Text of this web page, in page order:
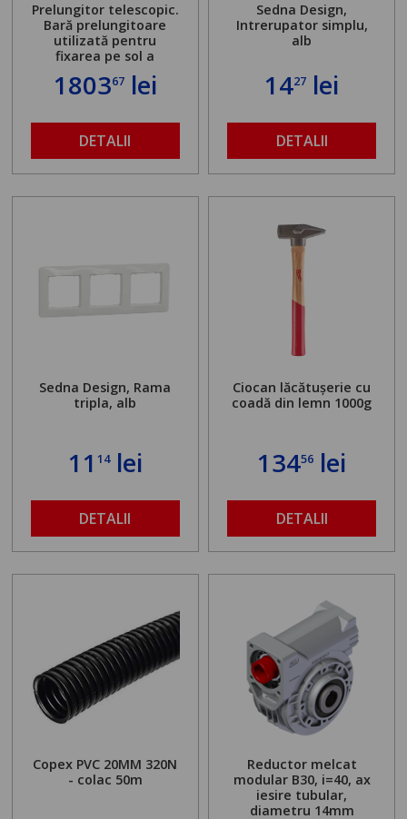
Prelungitor telescopic.
Bară prelungitoare
utilizată pentru
fixarea pe sol a
standului mașinii de
găurit în locul
maximă admisă de 500
kg și înălțime reglabilă
de la 1,8 la 2,9 m
180367lei
DETALII
Sedna Design,
Intrerupator simplu,
alb
1427 lei
DETALII
Sedna Design, Rama
tripla, alb
11 14lei
DETALII
Ciocan lăcătușerie cu
coadă din lemn 1000g
13456 lei
DETALII
Copex PVC 20MM 320N
- colac 50m
Reductor melcat
modular B30, i=40, ax
iesire tubular,
diametru 14mm